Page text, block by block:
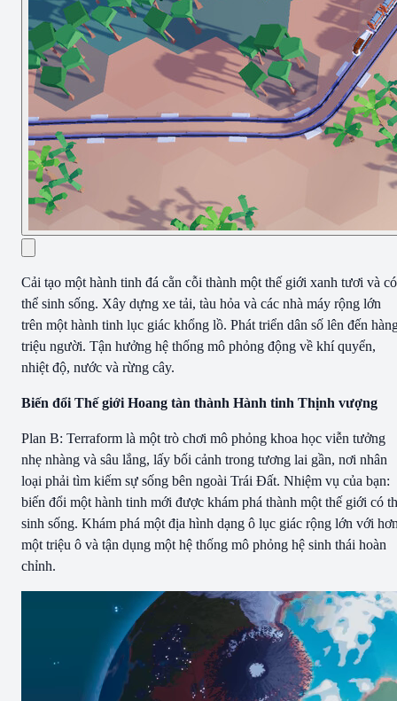
Cải tạo một hành tinh đá cằn cỗi thành một thế giới xanh tươi và có
thể sinh sống. Xây dựng xe tải, tàu hỏa và các nhà máy rộng lớn
trên một hành tinh lục giác khổng lồ. Phát triển dân số lên đến
triệu người. Tận hưởng hệ thống mô phỏng động về khí quyển,
nhiệt độ, nước và rừng cây.
Biến đổi Thế giới Hoang tàn thành Hành tinh Thịnh vượng
Plan B: Terraform là một trò chơi mô phỏng khoa học viễn tưởng
nhẹ nhàng và sâu lắng, lấy bối cảnh trong tương lai gần, nơi nhân
loại phải tìm kiếm sự sống bên ngoài Trái Đất. Nhiệm vụ của bạn:
biến đổi một hành tinh mới được khám phá thành một thế giới có
sinh sống. Khám phá một địa hình dạng ô lục giác rộng lớn với
một triệu ô và tận dụng một hệ thống mô phỏng hệ sinh thái hoàn
chỉnh.